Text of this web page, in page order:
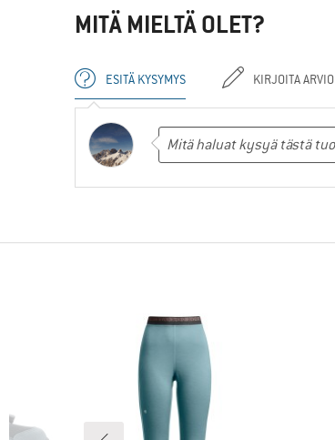
MITÄ MIELTÄ OLET?
ESITÄ KYSYMYS KIRJOITA ARVIO